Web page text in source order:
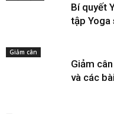
Bí quyết
tập Yoga
Giảm cân
Giảm
và các